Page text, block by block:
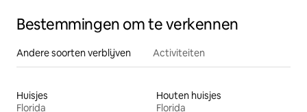
Bestemmingen om te verkennen
Andere soorten verblijven Activiteiten
Huisjes
Florida
Houten huisjes
Florida